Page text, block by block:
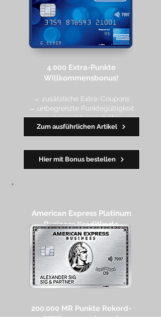
4.000 Extra-Punkte
Willkommensbonus!
→ zusätzliche Extra-Coupons
→ unbegrenzte Punktegültigkeit
→ keine Jahresgebühr
━━━━━━━
Hier mit Bonus bestellen
Zum ausführlichen Artikel
American Express Platinum
Business Kreditkarte​
200.000 MR Punkte Rekord-
Willkommensbonus!